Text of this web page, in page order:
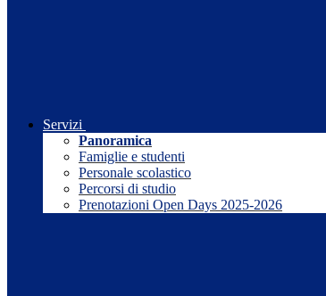
Servizi
Panoramica
Famiglie e studenti
Personale scolastico
Percorsi di studio
Prenotazioni Open Days 2025-2026